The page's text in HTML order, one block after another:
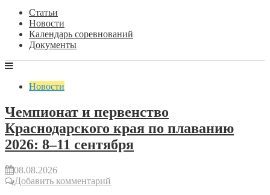
Статьи
Новости
Календарь соревнований
Документы
Новости
Чемпионат и первенство
Краснодарского края по плаванию
2026: 8–11 сентября
08.08.2026
Добавить комментарий